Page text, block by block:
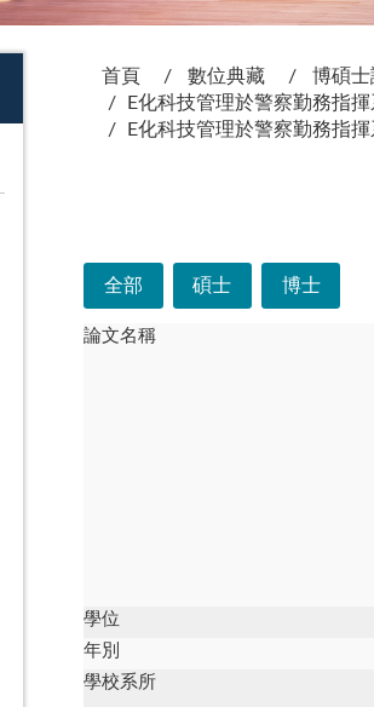
首頁 數位典藏 博碩士
E化科技管理於警察勤務指
E化科技管理於警察勤務指
全部 碩士 博士
論文名稱
學位
年別
學校系所